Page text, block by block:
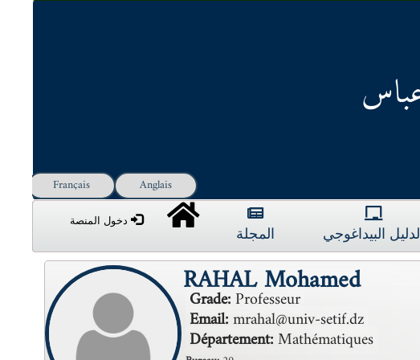
Français Anglais
دخول المنصة
الدليل البيداغوجي المجلة
RAHAL Mohamed
Grade: Professeur
Email:mrahal@univ-setif.dz
Département:Mathématiques